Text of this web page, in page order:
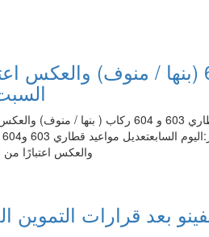
تعديل مواعيد قطاري 603 و604 (بنها / منوف)
أعلنت الهيئة القومية لسكك حديد مصر تعديل مواعيد قطاري 603 و 604
من
والعكس اعتبارًا من
بعد قرارات التموين